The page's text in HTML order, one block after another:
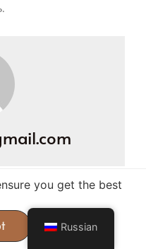
Russian
you get the best